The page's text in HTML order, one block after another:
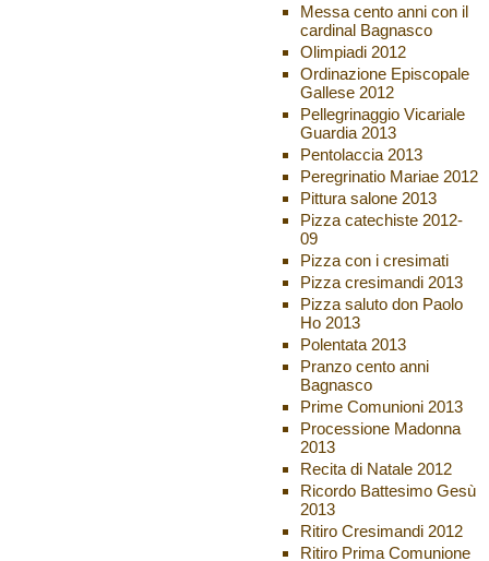
Messa cento anni con il
cardinal Bagnasco
Olimpiadi 2012
Ordinazione Episcopale
Gallese 2012
Pellegrinaggio Vicariale
Guardia 2013
Pentolaccia 2013
Peregrinatio Mariae 2012
Pittura salone 2013
Pizza catechiste 2012-
09
Pizza con i cresimati
Pizza cresimandi 2013
Pizza saluto don Paolo
Ho 2013
Polentata 2013
Pranzo cento anni
Bagnasco
Prime Comunioni 2013
Processione Madonna
2013
Recita di Natale 2012
Ricordo Battesimo Gesù
2013
Ritiro Cresimandi 2012
Ritiro Prima Comunione